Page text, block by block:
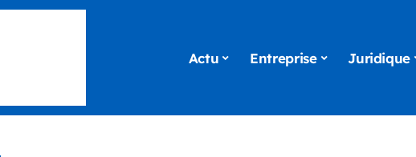
Actu Entreprise Juridique